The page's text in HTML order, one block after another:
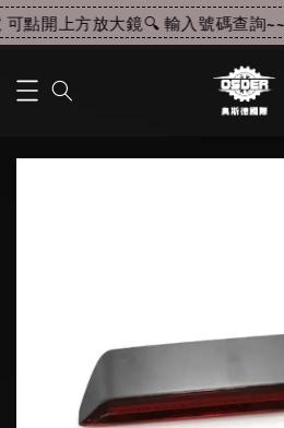
點開上方放大鏡🔍 輸入號碼查詢~~